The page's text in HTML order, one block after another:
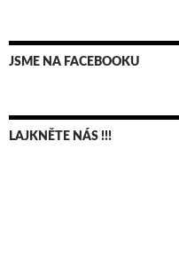
JSME NA FACEBOOKU
LAJKNĚTE NÁS !!!